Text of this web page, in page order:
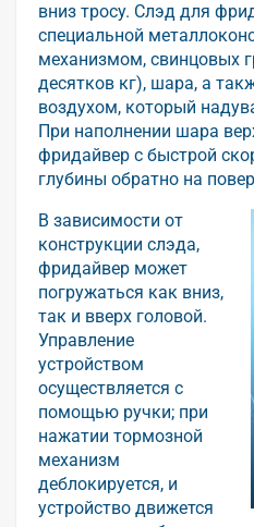
вниз тросу. Слэд для
специальной
механизмом, свинцовых
десятков кг), шара, а
воздухом, который
При наполнении шара
фридайвер с быстрой
глубины обратно на
В зависимости от
конструкции слэда,
фридайвер может
погружаться как вниз,
так и вверх головой.
Управление
устройством
осуществляется с
помощью ручки; при
нажатии тормозной
механизм
деблокируется, и
устройство движется